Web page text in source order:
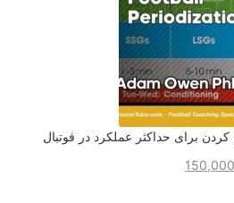
کردن برای حداکثر عملکرد در فوتبال